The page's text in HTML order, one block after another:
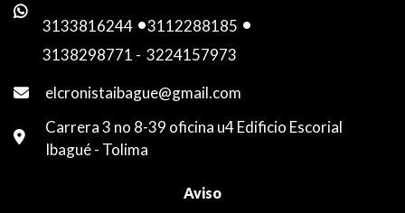
3133816244 -3112288185 -
3138298771 - 3224157973
elcronistaibague@gmail.com
Carrera 3 no 8-39 oficina u4 Edificio Escorial
Ibagué - Tolima
Aviso